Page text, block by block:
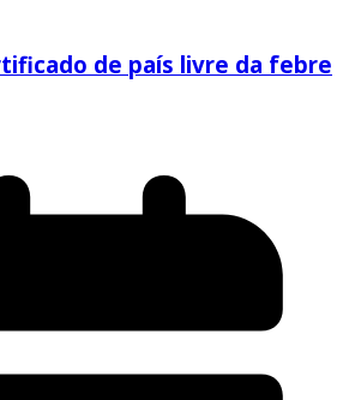
de país livre da febre